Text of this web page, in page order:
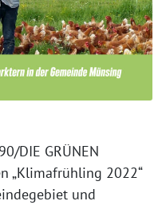
DIE GRÜNEN
„Klimafrühling 2022“
und